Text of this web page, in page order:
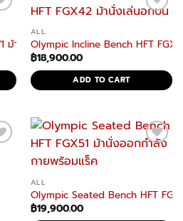
ม้านั่งดัมเบลและบาร์เบลแบบองศาเอียง
ALL
Olympic Incline Bench HFT
฿18,900.00
ADD TO CART
ALL
Olympic Seated Bench HFT
฿19,900.00